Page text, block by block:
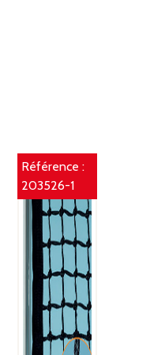
Référence :
203526-1